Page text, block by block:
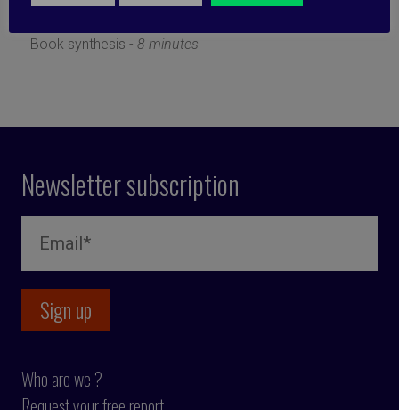
Book synthesis - 8 minutes
Newsletter subscription
Who are we ?